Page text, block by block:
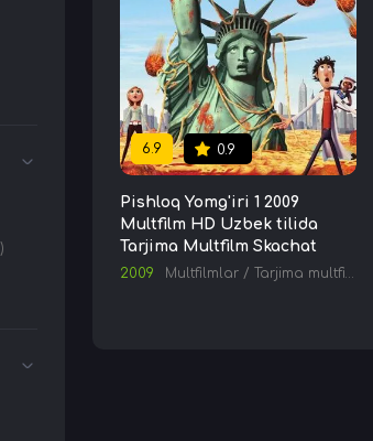
6.9 0.9
Pishloq Yomg'iri 1 2009
Multfilm HD Uzbek tilida
Tarjima Multfilm Skachat
2009 Multfilmlar / Tarjima multfilmlar